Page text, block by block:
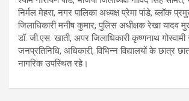
निर्मल मेहरा, नगर पालिका अध्यक्ष प्रेमा पांडे, ब्लॉक
जिलाधिकारी मनीष कुमार, पुलिस अधीक्षक रेखा यादव
डॉ. जी.एस. खाती, अपर जिलाधिकारी कृष्णनाथ गोस्वामी
जनप्रतिनिधि, अधिकारी, विभिन्न विद्यालयों के छात्र
नागरिक उपस्थित रहे।